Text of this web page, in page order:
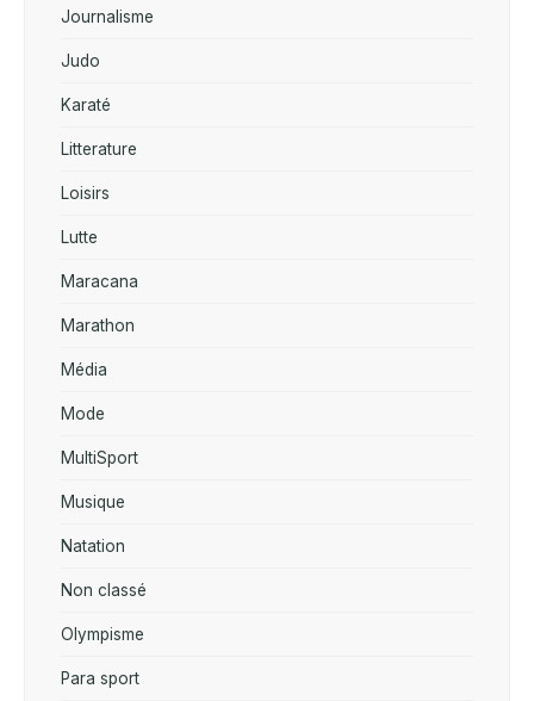
Journalisme
Judo
Karaté
Litterature
Loisirs
Lutte
Maracana
Marathon
Média
Mode
MultiSport
Musique
Natation
Non classé
Olympisme
Para sport